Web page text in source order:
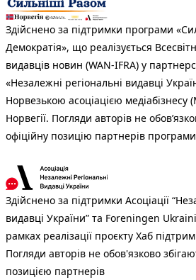
Здійснено за підтримки програми
Демократія», що реалізується
видавців новин (WAN-IFRA) у
«Незалежні регіональні видавці
Норвезькою асоціацією медіабізнесу
Норвегії. Погляди авторів не
офіційну позицію партнерів
Здійснено за підтримки Асоціації
видавці України” та Foreningen
рамках реалізації проєкту Хаб
Погляди авторів не обов'язково
позицією партнерів